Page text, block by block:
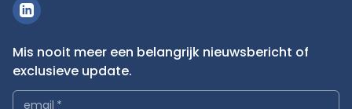
Mis nooit meer een belangrijk nieuwsbericht of
exclusieve update.
email *